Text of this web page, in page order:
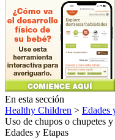
En esta sección
Healthy Children > Edades
Uso de chupos o chupetes
Edades y Etapas